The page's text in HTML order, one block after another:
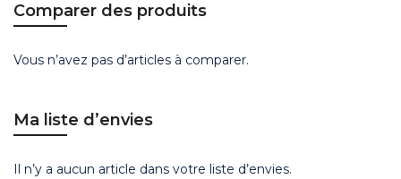
Comparer des produits
Vous n’avez pas d’articles à comparer.
Ma liste d’envies
Il n’y a aucun article dans votre liste d’envies.